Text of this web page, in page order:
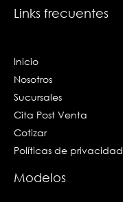
Links frecuentes
Inicio
Nosotros
Sucursales
Cita Post Venta
Cotizar
Políticas de privacidad
Modelos